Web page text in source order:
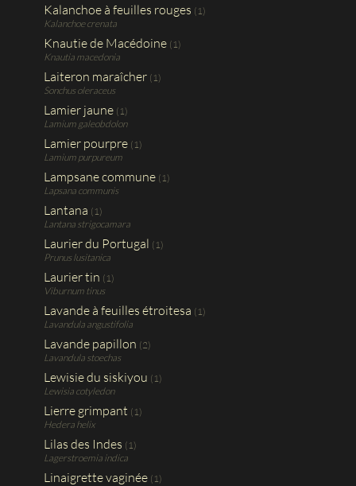
Kalanchoe à feuilles rouges (1)
Kalanchoe crenata
Knautie de Macédoine (1)
Knautia macedonia
Laiteron maraîcher (1)
Sonchus oleraceus
Lamier jaune (1)
Lamium galeobdolon
Lamier pourpre (1)
Lamium purpureum
Lampsane commune (1)
Lapsana communis
Lantana (1)
Lantana strigocamara
Laurier du Portugal (1)
Prunus lusitanica
Laurier tin (1)
Viburnum tinus
Lavande à feuilles étroitesa (1)
Lavandula angustifolia
Lavande papillon (2)
Lavandula stoechas
Lewisie du siskiyou (1)
Lewisia cotyledon
Lierre grimpant (1)
Hedera helix
Lilas des Indes (1)
Lagerstroemia indica
Linaigrette vaginée (1)